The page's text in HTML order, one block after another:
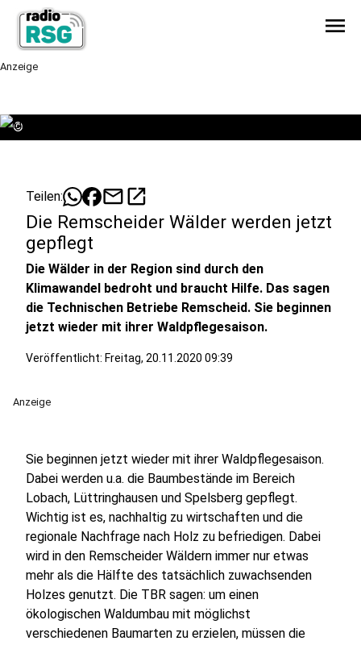
menu
Anzeige
©
Teilen: mailopen_in_new
Die Remscheider Wälder werden jetzt
gepflegt
Die Wälder in der Region sind durch den
Klimawandel bedroht und braucht Hilfe. Das sagen
die Technischen Betriebe Remscheid. Sie beginnen
jetzt wieder mit ihrer Waldpflegesaison.
Veröffentlicht: Freitag, 20.11.2020 09:39
Anzeige
Sie beginnen jetzt wieder mit ihrer Waldpflegesaison.
Dabei werden u.a. die Baumbestände im Bereich
Lobach, Lüttringhausen und Spelsberg gepflegt.
Wichtig ist es, nachhaltig zu wirtschaften und die
regionale Nachfrage nach Holz zu befriedigen. Dabei
wird in den Remscheider Wäldern immer nur etwas
mehr als die Hälfte des tatsächlich zuwachsenden
Holzes genutzt. Die TBR sagen: um einen
ökologischen Waldumbau mit möglichst
verschiedenen Baumarten zu erzielen, müssen die